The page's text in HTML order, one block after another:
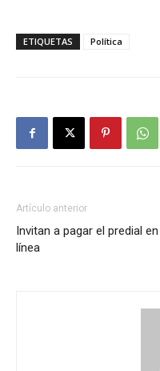
ETIQUETAS Política
Artículo anterior
Invitan a pagar el predial en
línea